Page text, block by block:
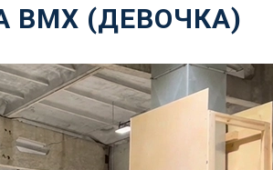
BMX (ДЕВОЧКА)